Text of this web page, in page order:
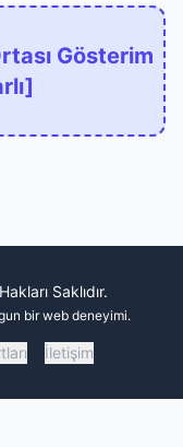
Gösterim
Saklıdır.
bir web deneyimi.
İletişim